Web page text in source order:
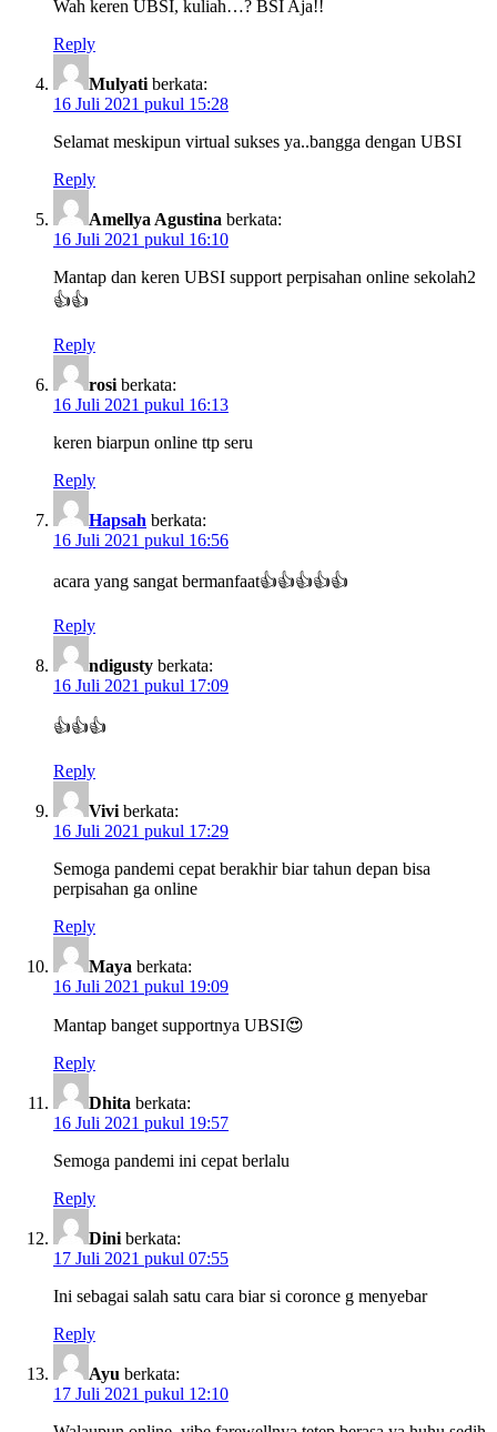
Wah keren UBSI, kuliah…? BSI Aja!!
Reply
Mulyati berkata:
16 Juli 2021 pukul 15:28
Selamat meskipun virtual sukses ya..bangga dengan UBSI
Reply
Amellya Agustina berkata:
16 Juli 2021 pukul 16:10
Mantap dan keren UBSI support perpisahan online sekolah2
👍👍
Reply
rosi berkata:
16 Juli 2021 pukul 16:13
keren biarpun online ttp seru
Reply
Hapsah berkata:
16 Juli 2021 pukul 16:56
acara yang sangat bermanfaat👍👍👍👍👍
Reply
ndigusty berkata:
16 Juli 2021 pukul 17:09
👍👍👍
Reply
Vivi berkata:
16 Juli 2021 pukul 17:29
Semoga pandemi cepat berakhir biar tahun depan bisa
perpisahan ga online
Reply
Maya berkata:
16 Juli 2021 pukul 19:09
Mantap banget supportnya UBSI😍
Reply
Dhita berkata:
16 Juli 2021 pukul 19:57
Semoga pandemi ini cepat berlalu
Reply
Dini berkata:
17 Juli 2021 pukul 07:55
Ini sebagai salah satu cara biar si coronce g menyebar
Reply
Ayu berkata:
17 Juli 2021 pukul 12:10